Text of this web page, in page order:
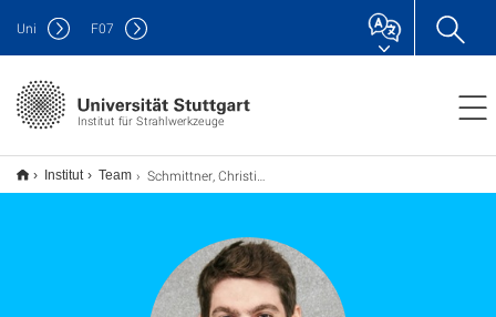
Institut für Strahlwerkzeuge
Uni F07
Institut Team Schmittner, Christian